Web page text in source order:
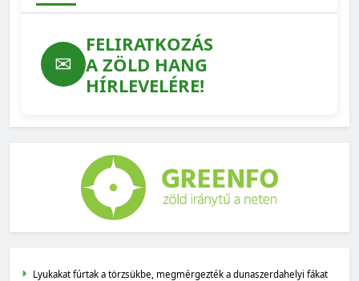
✉
FELIRATKOZÁS
A ZÖLD HANG
HÍRLEVELÉRE!
Lyukakat fúrtak a törzsükbe, megmérgezték a dunaszerdahelyi fákat